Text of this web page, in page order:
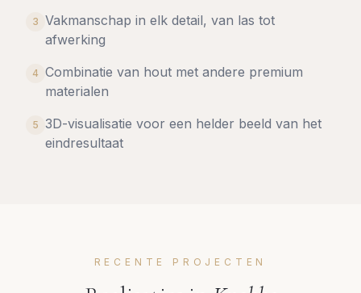
3 Vakmanschap in elk detail, van las tot
afwerking
4 Combinatie van hout met andere premium
materialen
5 3D-visualisatie voor een helder beeld van het
eindresultaat
RECENTE PROJECTEN